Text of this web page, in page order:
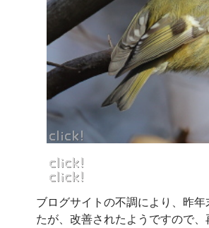
ブログサイトの不調により、昨
たが、改善されたようですので、